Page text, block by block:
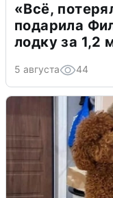
«Всё,
подарила
лодку за 1,2
5 августа 44